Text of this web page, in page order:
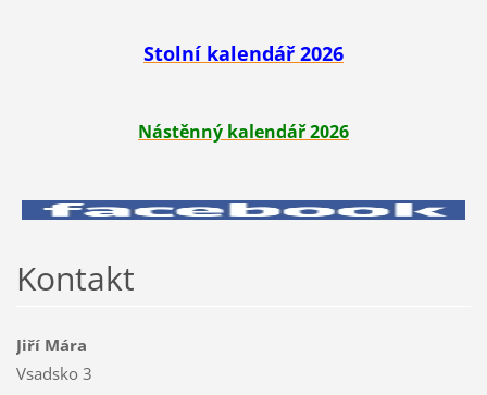
Stolní kalendář 2026
Nástěnný kalendář 2026
Kontakt
Jiří Mára
Vsadsko 3